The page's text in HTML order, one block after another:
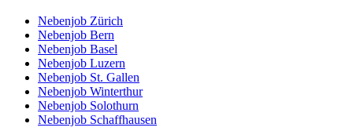
Nebenjob Zürich
Nebenjob Bern
Nebenjob Basel
Nebenjob Luzern
Nebenjob St. Gallen
Nebenjob Winterthur
Nebenjob Solothurn
Nebenjob Schaffhausen